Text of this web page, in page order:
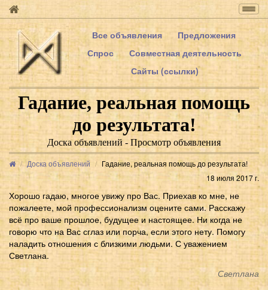
Все объявления
Предложения
Спрос
Совместная деятельность
Сайты (ссылки)
Гадание, реальная помощь
до результата!
Доска объявлений - Просмотр объявления
Доска объявлений
Гадание, реальная помощь до результата!
18 июля 2017 г.
Хорошо гадаю, многое увижу про Вас. Приехав ко мне, не
пожалеете, мой профессионализм оцените сами. Расскажу
всё про ваше прошлое, будущее и настоящее. Ни когда не
говорю что на Вас сглаз или порча, если этого нету. Помогу
наладить отношения с близкими людьми. С уважением
Светлана.
Светлана